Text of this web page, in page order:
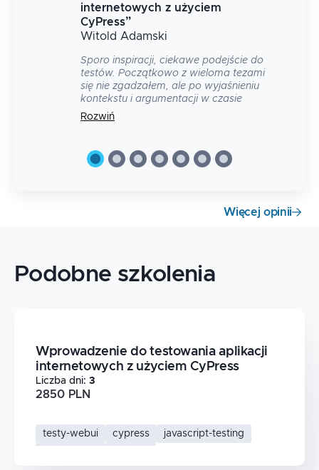
internetowych z użyciem
CyPress”
Witold Adamski
Sporo inspiracji, ciekawe podejście do
testów. Początkowo z wieloma tezami
się nie zgadzałem, ale po wyjaśnieniu
kontekstu i argumentacji w czasie
dyskusji, poznałem inną, spójną i
Rozwiń
Więcej opinii
Podobne szkolenia
Wprowadzenie do testowania aplikacji
internetowych z użyciem CyPress
Liczba dni: 3
2850 PLN
testy-webui cypress
javascript-testing